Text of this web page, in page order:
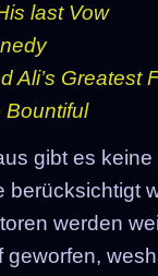
last Vow
Ali’s Greatest
Bountiful
gibt es keine
berücksichtigt
werden
geworfen,